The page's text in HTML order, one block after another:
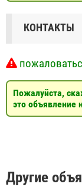
КОНТАКТЫ
Пожалуйста,
это объявление
Другие